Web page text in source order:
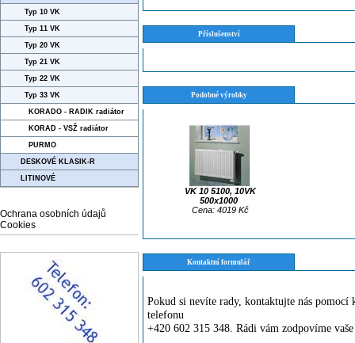
Typ 10 VK
Typ 11 VK
Typ 20 VK
Typ 21 VK
Typ 22 VK
Typ 33 VK
KORADO - RADIK radiátor
KORAD - VSŽ radiátor
PURMO
DESKOVÉ KLASIK-R
LITINOVÉ
Ochrana osobních údajů
Cookies
Příslušenství
Podobné výrobky
VK 10 5100, 10VK
500x1000
Cena: 4019 Kč
Kontaktní formulář
Pokud si nevíte rady, kontaktujte nás
telefonu
+420 602 315 348. Rádi vám zodpovíme